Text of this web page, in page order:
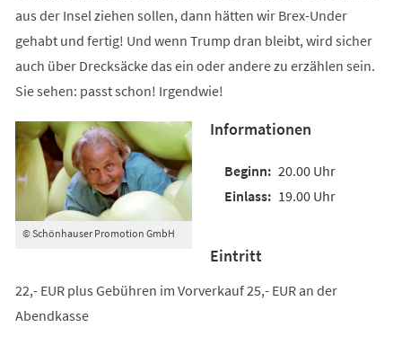
aus der Insel ziehen sollen, dann hätten wir Brex-Under
gehabt und fertig! Und wenn Trump dran bleibt, wird sicher
auch über Drecksäcke das ein oder andere zu erzählen sein.
Sie sehen: passt schon! Irgendwie!
© Schönhauser Promotion GmbH
Informationen
20.00 Uhr
19.00 Uhr
Eintritt
22,- EUR plus Gebühren im Vorverkauf 25,- EUR an der
Abendkasse